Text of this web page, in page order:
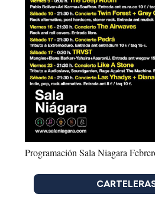
Programación Sala Niagara